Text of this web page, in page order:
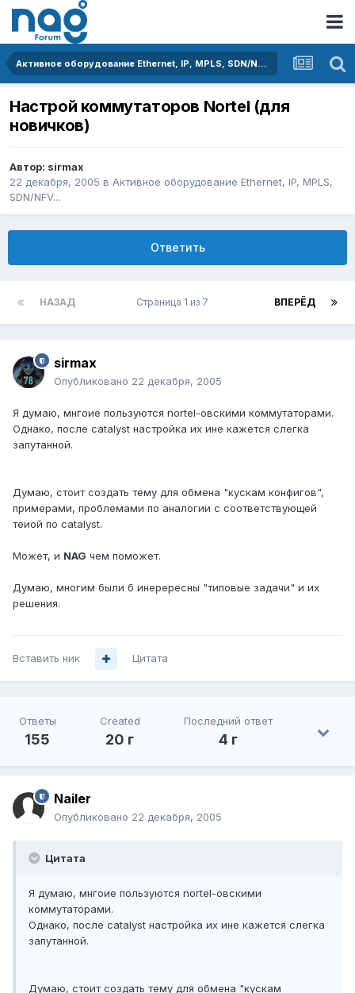
Активное оборудование Ethernet, IP, MPLS, SDN/NFV...
Настрой коммутаторов Nortel (для
новичков)
Автор: sirmax
22 декабря, 2005 в Активное оборудование Ethernet, IP, MPLS,
SDN/NFV...
Ответить
НАЗАД ВПЕРЁД
Страница 1 из 7
sirmax
Опубликовано 22 декабря, 2005
Я думаю, мнгоие пользуются nortel-овскими коммутаторами.
Однако, после catalyst настройка их ине кажется слегка
запутанной.
Думаю, стоит создать тему для обмена "кускам конфигов",
примерами, проблемами по аналогии с соответствующей
теиой по cаtalyst.
Может, и NAG чем поможет.
Думаю, многим были б инерересны "типовые задачи" и их
решения.
Вставить ник Цитата
Ответы
155
Created
20 г
Последний ответ
4 г
Nailer
Опубликовано 22 декабря, 2005
Цитата
Я думаю, мнгоие пользуются nortel-овскими
коммутаторами.
Однако, после catalyst настройка их ине кажется слегка
запутанной.
Думаю, стоит создать тему для обмена "кускам